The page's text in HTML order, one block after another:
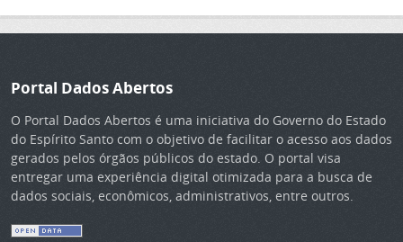
Portal Dados Abertos
O Portal Dados Abertos é uma iniciativa do Governo do Estado
do Espírito Santo com o objetivo de facilitar o acesso aos dados
gerados pelos órgãos públicos do estado. O portal visa
entregar uma experiência digital otimizada para a busca de
dados sociais, econômicos, administrativos, entre outros.